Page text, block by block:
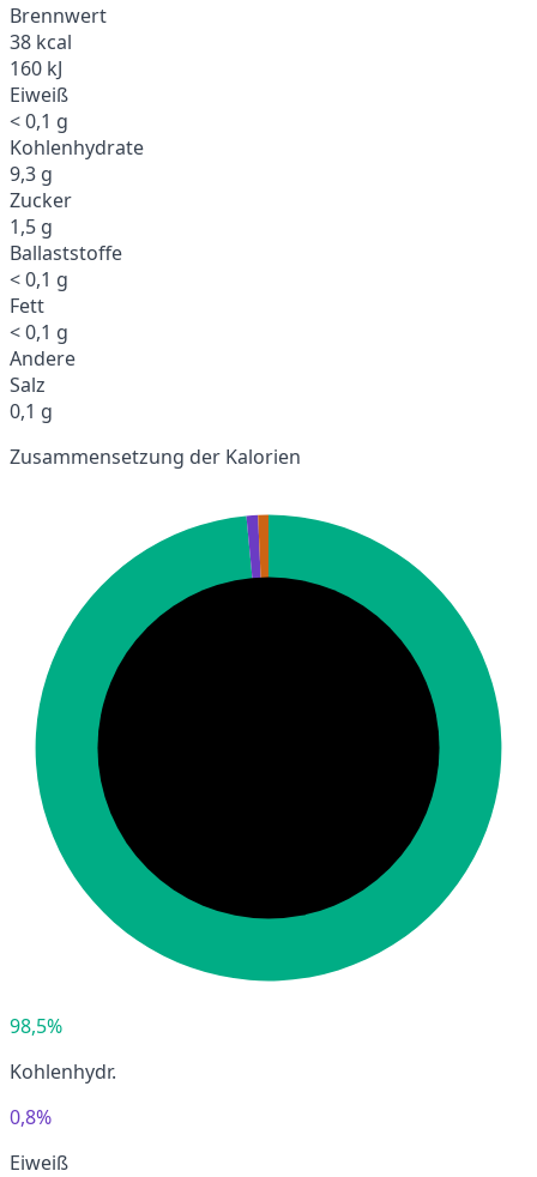
Brennwert
38 kcal
160 kJ
Eiweiß
< 0,1 g
Kohlenhydrate
9,3 g
Zucker
1,5 g
Ballaststoffe
< 0,1 g
Fett
< 0,1 g
Andere
Salz
0,1 g
Zusammensetzung der Kalorien
98,5%
Kohlenhydr.
0,8%
Eiweiß